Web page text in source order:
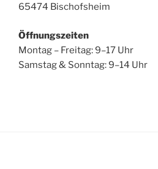
65474 Bischofsheim
Öffnungszeiten
Montag – Freitag: 9–17 Uhr
Samstag & Sonntag: 9–14 Uhr